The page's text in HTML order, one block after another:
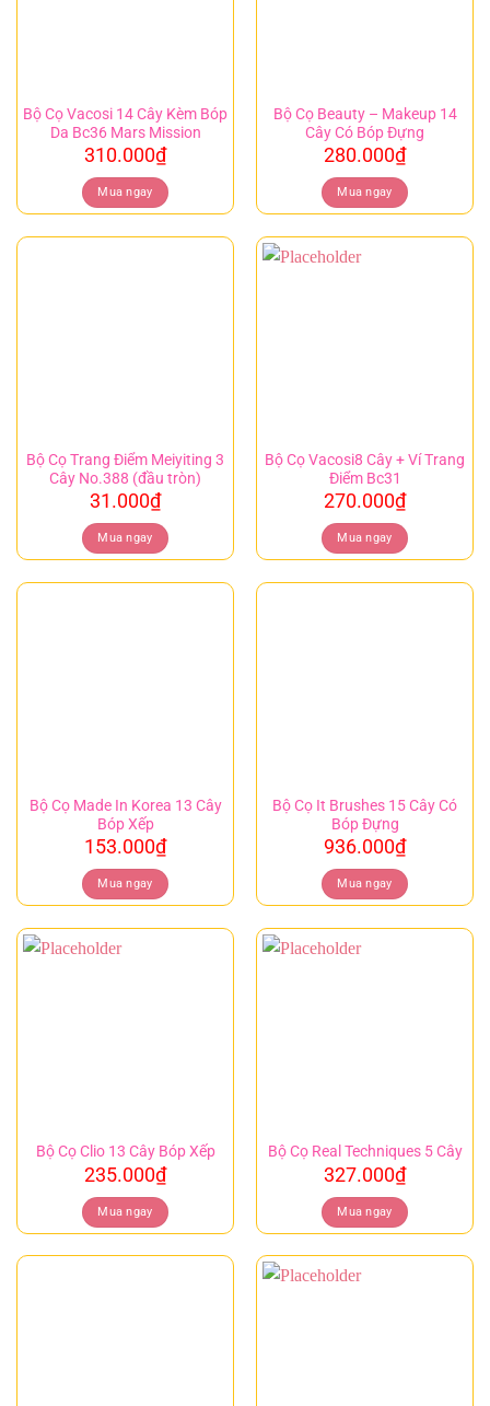
Bộ Cọ Vacosi 14 Cây Kèm Bóp
Da Bc36 Mars Mission
310.000₫
Mua ngay
Bộ Cọ Beauty – Makeup 14
Cây Có Bóp Đựng
280.000₫
Mua ngay
Bộ Cọ Trang Điểm Meiyiting 3
Cây No.388 (đầu tròn)
31.000₫
Mua ngay
Bộ Cọ Vacosi8 Cây + Ví Trang
Điểm Bc31
270.000₫
Mua ngay
Bộ Cọ Made In Korea 13 Cây
Bóp Xếp
153.000₫
Mua ngay
Bộ Cọ It Brushes 15 Cây Có
Bóp Đựng
936.000₫
Mua ngay
Bộ Cọ Clio 13 Cây Bóp Xếp
235.000₫
Mua ngay
Bộ Cọ Real Techniques 5 Cây
327.000₫
Mua ngay